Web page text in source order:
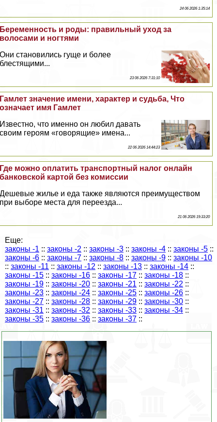
24 06 2026 1:35:14
Беременность и роды: правильный уход за
волосами и ногтями
Они становились гуще и более
блестящими...
23 06 2026 7:31:10
Гамлет значение имени, хаpaктер и судьба, Что
означает имя Гамлет
Известно, что именно он любил давать
своим героям «говорящие» имена...
22 06 2026 14:44:23
Где можно оплатить трaнcпортный налог онлайн
банковской картой без комиссии
Дешевые жилье и еда также являются преимуществом
при выборе места для переезда...
21 06 2026 19:33:20
Еще:
законы -1 :: законы -2 :: законы -3 :: законы -4 :: законы -5 ::
законы -6 :: законы -7 :: законы -8 :: законы -9 :: законы -10
:: законы -11 :: законы -12 :: законы -13 :: законы -14 ::
законы -15 :: законы -16 :: законы -17 :: законы -18 ::
законы -19 :: законы -20 :: законы -21 :: законы -22 ::
законы -23 :: законы -24 :: законы -25 :: законы -26 ::
законы -27 :: законы -28 :: законы -29 :: законы -30 ::
законы -31 :: законы -32 :: законы -33 :: законы -34 ::
законы -35 :: законы -36 :: законы -37 ::